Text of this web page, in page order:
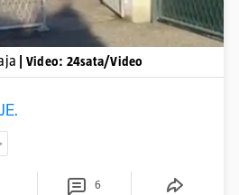
| Video: 24sata/Video
6